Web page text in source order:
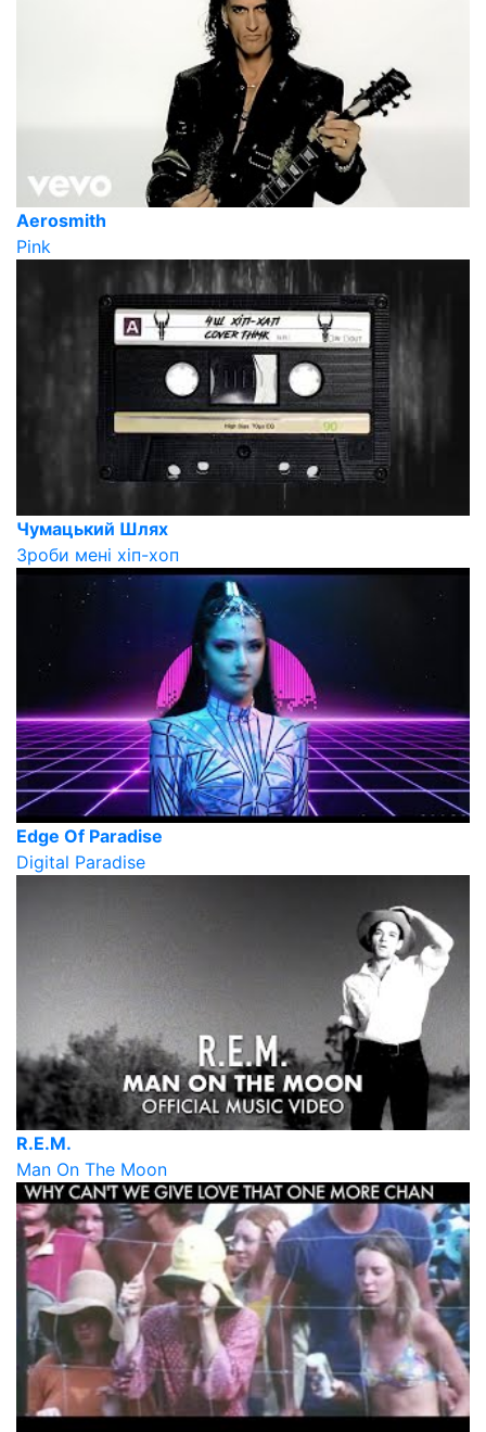
Aerosmith
Pink
Чумацький Шлях
Зроби мені хіп-хоп
Edge Of Paradise
Digital Paradise
R.E.M.
Man On The Moon